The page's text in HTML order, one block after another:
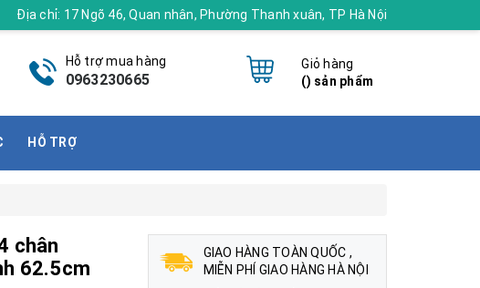
Địa chỉ: 17 Ngõ 46, Quan nhân, Phường Thanh xuân, TP Hà Nội
Hỗ trợ mua hàng
0963230665
Giỏ hàng
() sản phẩm
HỖ TRỢ
chân
62.5cm
GIAO HÀNG TOÀN QUỐC ,
MIỄN PHÍ GIAO HÀNG HÀ NỘI